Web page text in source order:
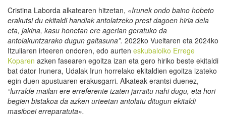
Cristina Laborda alkatearen hitzetan, «Irunek ondo baino hobeto
erakutsi du ekitaldi handiak antolatzeko prest dagoen hiria dela
eta, jakina, kasu honetan ere agerian geratuko da
antolakuntzarako dugun gaitasuna”. 2022ko Vueltaren eta 2024ko
Itzuliaren irteeren ondoren, edo aurten eskubaloiko Errege
Koparen azken fasearen egoitza izan eta gero hiriko beste ekitaldi
bat dator Irunera, Udalak Irun horrelako ekitaldien egoitza izateko
egin duen apustuaren erakusgarri. Alkateak erantsi duenez,
“lurralde mailan ere erreferente izaten jarraitu nahi dugu, eta hori
begien bistakoa da azken urteetan antolatu ditugun ekitaldi
masiboei erreparatuta».